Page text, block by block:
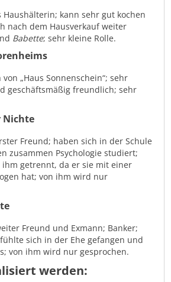
Haushälterin; kann sehr gut kochen
nach dem Hausverkauf weiter
Babette; sehr kleine Rolle.
„Haus Sonnenschein“; sehr
geschäftsmäßig freundlich; sehr
Nichte
Freund; haben sich in der Schule
zusammen Psychologie studiert;
getrennt, da er sie mit einer
hat; von ihm wird nur
Freund und Exmann; Banker;
sich in der Ehe gefangen und
von ihm wird nur gesprochen.
werden: